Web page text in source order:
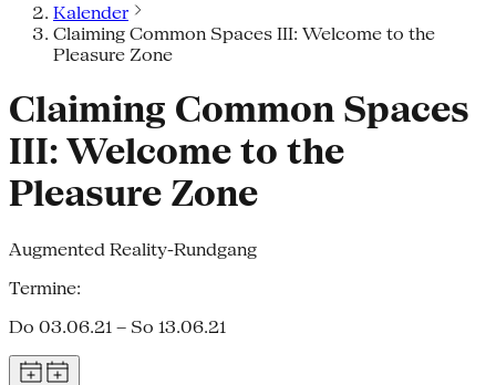
Kalender
Claiming Common Spaces III: Welcome to the
Pleasure Zone
Claiming Common Spaces
III: Welcome to the
Pleasure Zone
Augmented Reality-Rundgang
Termine:
Do 03.06.21 – So 13.06.21